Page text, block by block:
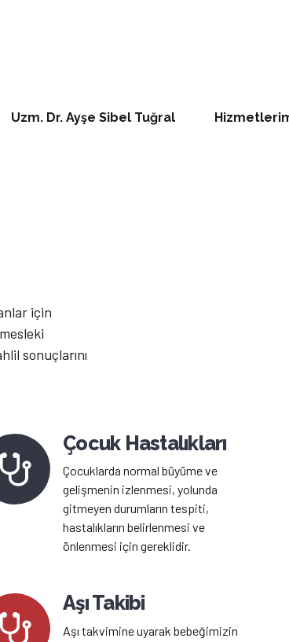
Uzm. Dr. Ayşe Sibel Tuğral
için
sonuçlarını
Çocuk Hastalıkları
Çocuklarda normal büyüme ve
gelişmenin izlenmesi, yolunda
gitmeyen durumların tespiti,
hastalıkların belirlenmesi ve
önlenmesi için gereklidir.
Aşı Takibi
Aşı takvimine uyarak bebeğimizin